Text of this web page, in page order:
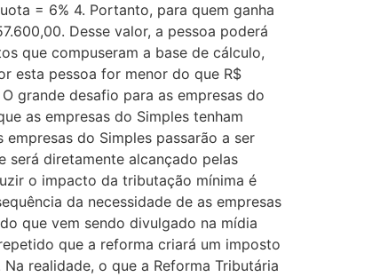
= 6% 4. Portanto, para quem ganha
Desse valor, a pessoa poderá
que compuseram a base de cálculo,
esta pessoa for menor do que R$
grande desafio para as empresas do
as empresas do Simples tenham
do Simples passarão a ser
será diretamente alcançado pelas
o impacto da tributação mínima é
da necessidade de as empresas
que vem sendo divulgado na mídia
que a reforma criará um imposto
realidade, o que a Reforma Tributária